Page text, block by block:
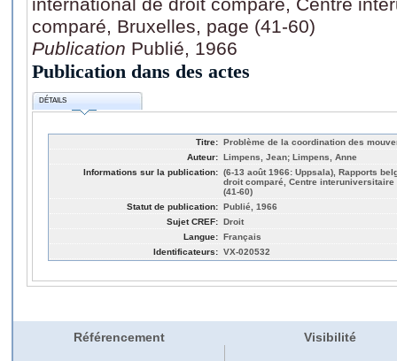
comparé, Bruxelles, page (41-60)
Publication Publié, 1966
Publication dans des actes
DÉTAILS
Titre: Problème de la coordination des
Auteur: Limpens, Jean; Limpens, Anne
Informations sur la publication: (6-13 août 1966: Uppsala), Rapports
droit comparé, Centre
(41-60)
Statut de publication: Publié, 1966
Sujet CREF: Droit
Langue: Français
Identificateurs: VX-020532
Référencement Visibilité